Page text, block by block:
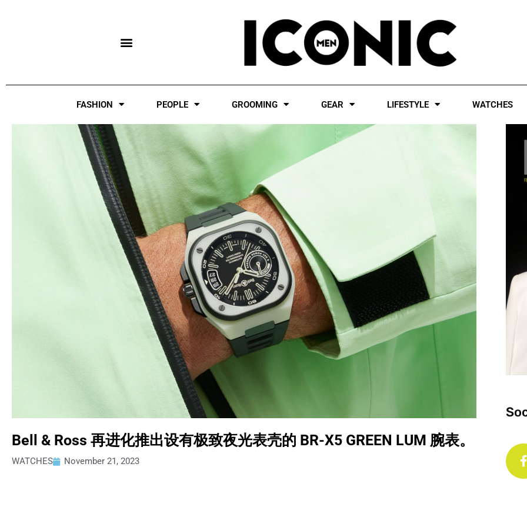
FASHION PEOPLE GROOMING GEAR LIFESTYLE WATCHES
Bell & Ross 再进化推出设有极致夜光表壳的 BR-X5 GREEN LUM 腕表。
WATCHES November 21, 2023
c